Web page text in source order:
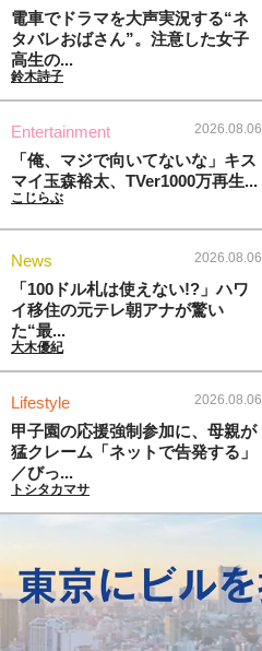
電車でドラマを大声実況する“ネ
タバレおばさん”。注意した女子
高生の...
鈴木詩子
Entertainment 2026.08.06
「俺、マジで向いてないな」キス
マイ玉森裕太、TVer1000万再生...
こじらぶ
News 2026.08.06
「100ドル札は使えない!?」ハワ
イ移住の元テレ朝アナが驚い
た“最...
大木優紀
Lifestyle 2026.08.06
甲子園の応援強制参加に、母親が
猛クレーム「ネットで告発する」
／びっ...
トシタカマサ